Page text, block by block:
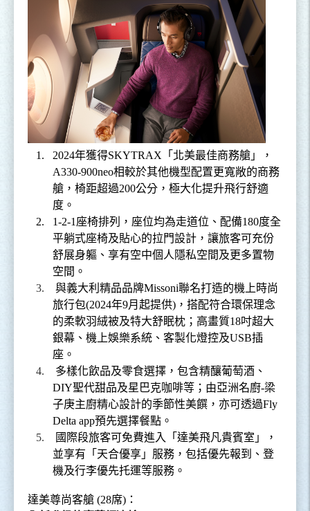
1. 2024年獲得SKYTRAX 「北美最佳商務艙」，
A330-900neo相較於其他機型配置更寬敞的商務
艙，椅距超過200公分，極大化提升飛行舒適
度。
2. 1-2-1 座椅排列，座位均為走道位、配備180度全
平躺式座椅及貼心的拉門設計，讓旅客可充份
舒展身軀、享有空中個人隱私空間及更多置物
空間。
3.
與義大利精品品牌Missoni聯名打造的機上時尚
旅行包(2024年9月起提供) ，搭配符合環保理念
的柔軟羽絨被及特大舒眠枕；高畫質18吋超大
銀幕、機上娛樂系統、客製化燈控及USB插
座。
4.
多樣化飲品及零食選擇，包含精釀葡萄酒、
DIY聖代甜品及星巴克咖啡等；由亞洲名廚-梁
子庚主廚精心設計的季節性美饌，亦可透過Fly
Delta app預先選擇餐點。
5.
國際段旅客可免費進入「達美飛凡貴賓室」，
並享有「天合優享」服務，包括優先報到、登
機及行李優先托運等服務。
達美尊尚客艙 (28席) ：